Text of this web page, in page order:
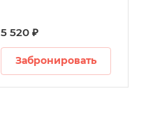
5 520 ₽
Забронировать